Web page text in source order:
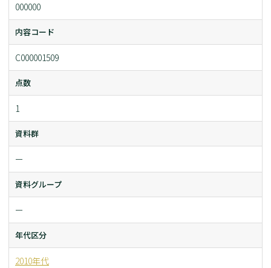
000000
内容コード
C000001509
点数
1
資料群
ー
資料グループ
ー
年代区分
2010年代